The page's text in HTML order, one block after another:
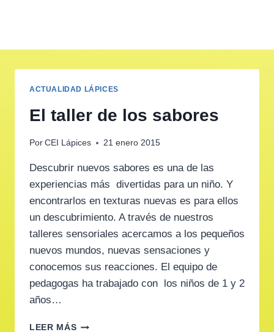
ACTUALIDAD LÁPICES
El taller de los sabores
Por CEI Lápices 21 enero 2015
Descubrir nuevos sabores es una de las
experiencias más divertidas para un niño. Y
encontrarlos en texturas nuevas es para ellos
un descubrimiento. A través de nuestros
talleres sensoriales acercamos a los pequeños
nuevos mundos, nuevas sensaciones y
conocemos sus reacciones. El equipo de
pedagogas ha trabajado con los niños de 1 y 2
años…
LEER MÁSEL